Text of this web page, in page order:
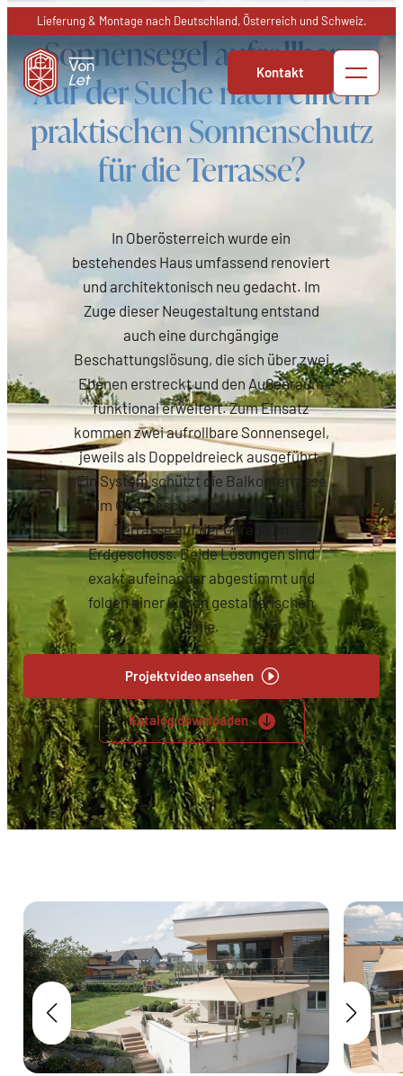
Inhalt
springen
Lieferung & Montage nach Deutschland, Österreich und Schweiz.
Kontakt
Sonnensegel aufrollbar –
Auf der Suche nach einem
praktischen Sonnenschutz
für die Terrasse?
In Oberösterreich wurde ein
bestehendes Haus umfassend renoviert
und architektonisch neu gedacht. Im
Zuge dieser Neugestaltung entstand
auch eine durchgängige
Beschattungslösung, die sich über zwei
Ebenen erstreckt und den Außenraum
funktional erweitert. Zum Einsatz
kommen zwei aufrollbare Sonnensegel,
jeweils als Doppeldreieck ausgeführt.
Ein System schützt die Balkonterrasse
im Obergeschoss, das zweite die
Terrasse auf der Garage im
Erdgeschoss. Beide Lösungen sind
exakt aufeinander abgestimmt und
folgen einer klaren gestalterischen
Linie.
Projektvideo ansehen
Katalog downloaden